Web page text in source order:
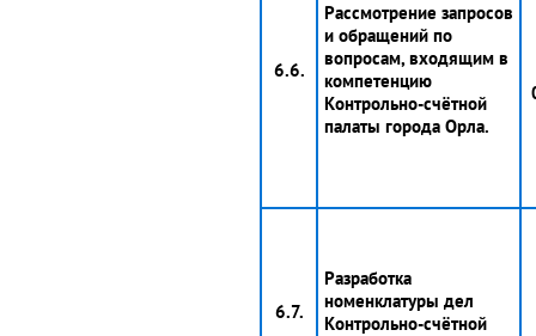
6.6.
Рассмотрение запросов
и обращений по
вопросам, входящим в
компетенцию
Контрольно-счётной
палаты города Орла.
6.7.
Разработка
номенклатуры дел
Контрольно-счётной